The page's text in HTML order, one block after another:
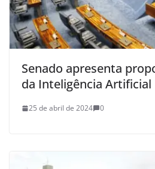
Senado apresenta
da Inteligência Artificial
25 de abril de 2024 0